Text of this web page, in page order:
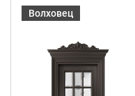
Волховец